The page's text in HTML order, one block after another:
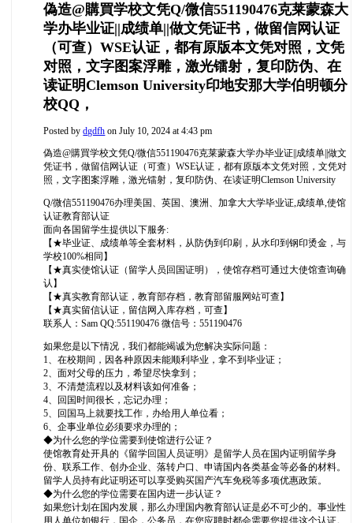
偽造@購買学校文凭Q/微信551190476克莱蒙森大
学办毕业证||成绩单||做文凭证书，做留信网认证
（可查）WSE认证，都有原版本文凭对照，文凭
对照，文字图案浮雕，激光镭射，复印防伪、在
读证明Clemson University印地安那大学伯明顿分
校QQ，
Posted bydgdfh on July 10, 2024 at 4:43 pm
偽造@購買学校文凭Q/微信551190476克莱蒙森大学办毕业证||成绩单||做文
凭证书，做留信网认证（可查）WSE认证，都有原版本文凭对照，文凭对
照，文字图案浮雕，激光镭射，复印防伪、在读证明Clemson University
Q/微信551190476办理美国、英国、澳洲、加拿大大学毕业证,成绩单,使馆
认证教育部认证
面向各国留学生提供以下服务:
【★毕业证、成绩单等全套材料，从防伪到印刷，从水印到钢印烫金，与
学校100%相同】
【★真实使馆认证（留学人员回国证明），使馆存档可通过大使馆查询确
认】
【★真实教育部认证，教育部存档，教育部留服网站可查】
【★真实留信认证，留信网入库存档，可查】
联系人：Sam QQ:551190476 微信号：551190476
如果您是以下情况，我们都能竭诚为您解决实际问题：
1、在校期间，因各种原因未能顺利毕业，拿不到毕业证；
2、面对父母的压力，希望尽快拿到；
3、不清楚流程以及材料该如何准备；
4、回国时间很长，忘记办理；
5、回国马上就要找工作，办给用人单位看；
6、企事业单位必须要求办理的；
◆为什么您的学位需要到使馆进行公证？
使馆教育处开具的《留学回国人员证明》是留学人员在国内证明留学身
份、联系工作、创办企业、落转户口、申请国内各类基金等必备的材料。
留学人员持有此证明还可以享受购买国产汽车免税等多项优惠政策。
◆为什么您的学位需要在国内进一步认证？
如果您计划在国内发展，那么办理国内教育部认证是必不可少的。事业性
用人单位如银行，国企，公务员，在您应聘时都会需要您提供这个认证。